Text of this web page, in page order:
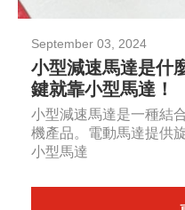
September 03, 2024
小型減速馬達是什
鍵就靠小型馬達！
小型減速馬達是一種結
機產品。電動馬達提供
小型馬達